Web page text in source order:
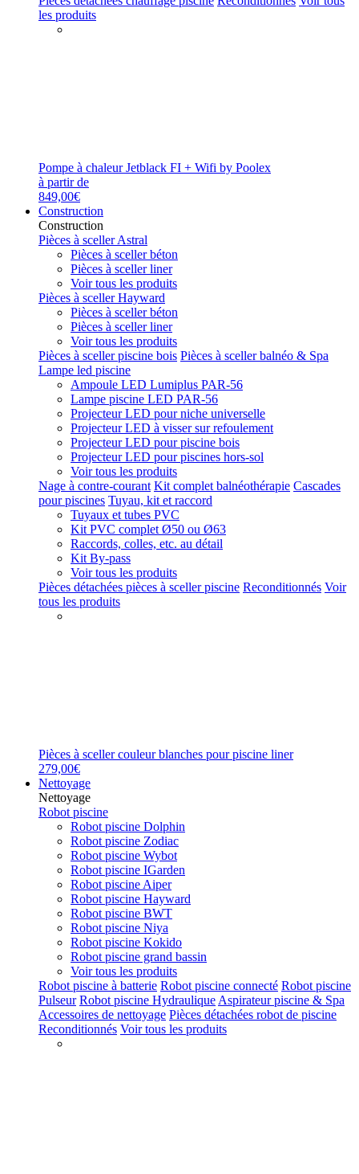
les produits
Pompe à chaleur Jetblack FI + Wifi by Poolex
à partir de
849,00€
Construction
Construction
Pièces à sceller Astral
Pièces à sceller béton
Pièces à sceller liner
Voir tous les produits
Pièces à sceller Hayward
Pièces à sceller béton
Pièces à sceller liner
Voir tous les produits
Pièces à sceller piscine bois Pièces à sceller balnéo & Spa
Lampe led piscine
Ampoule LED Lumiplus PAR-56
Lampe piscine LED PAR-56
Projecteur LED pour niche universelle
Projecteur LED à visser sur refoulement
Projecteur LED pour piscine bois
Projecteur LED pour piscines hors-sol
Voir tous les produits
Nage à contre-courant Kit complet balnéothérapie Cascades
pour piscines Tuyau, kit et raccord
Tuyaux et tubes PVC
Kit PVC complet Ø50 ou Ø63
Raccords, colles, etc. au détail
Kit By-pass
Voir tous les produits
Pièces détachées pièces à sceller piscine Reconditionnés Voir
tous les produits
Pièces à sceller couleur blanches pour piscine liner
279,00€
Nettoyage
Nettoyage
Robot piscine
Robot piscine Dolphin
Robot piscine Zodiac
Robot piscine Wybot
Robot piscine IGarden
Robot piscine Aiper
Robot piscine Hayward
Robot piscine BWT
Robot piscine Niya
Robot piscine Kokido
Robot piscine grand bassin
Voir tous les produits
Robot piscine à batterie Robot piscine connecté Robot piscine
Pulseur Robot piscine Hydraulique Aspirateur piscine & Spa
Accessoires de nettoyage Pièces détachées robot de piscine
Reconditionnés Voir tous les produits